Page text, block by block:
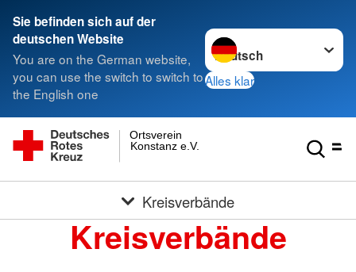
Sie befinden sich auf der
deutschen Website
You are on the German website,
you can use the switch to switch to
the English one
Sprache wechseln zu
Alles klar
Konstanz e.V.
Ortsverein
Kreisverbände
Kreisverbände